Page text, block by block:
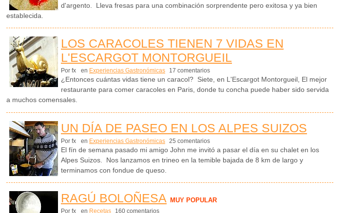
d'argento. Lleva fresas para una combinación sorprendente pero exitosa y ya bien
establecida.
LOS CARACOLES TIENEN 7 VIDAS EN
L'ESCARGOT MONTORGUEIL
Por fx en Experiencias Gastronómicas 17 comentarios
¿Entonces cuántas vidas tiene un caracol? Siete, en L'Escargot Montorgueil, El mejor
restaurante para comer caracoles en Paris, donde tu concha puede haber sido servida
a muchos comensales.
UN DÍA DE PASEO EN LOS ALPES SUIZOS
Por fx en Experiencias Gastronómicas 25 comentarios
El fín de semana pasado mi amigo John me invitó a pasar el día en su chalet en los
Alpes Suizos. Nos lanzamos en trineo en la temible bajada de 8 km de largo y
terminamos con fondue de queso.
RAGÚ BOLOÑESA MUY POPULAR
Por fx en Recetas 160 comentarios